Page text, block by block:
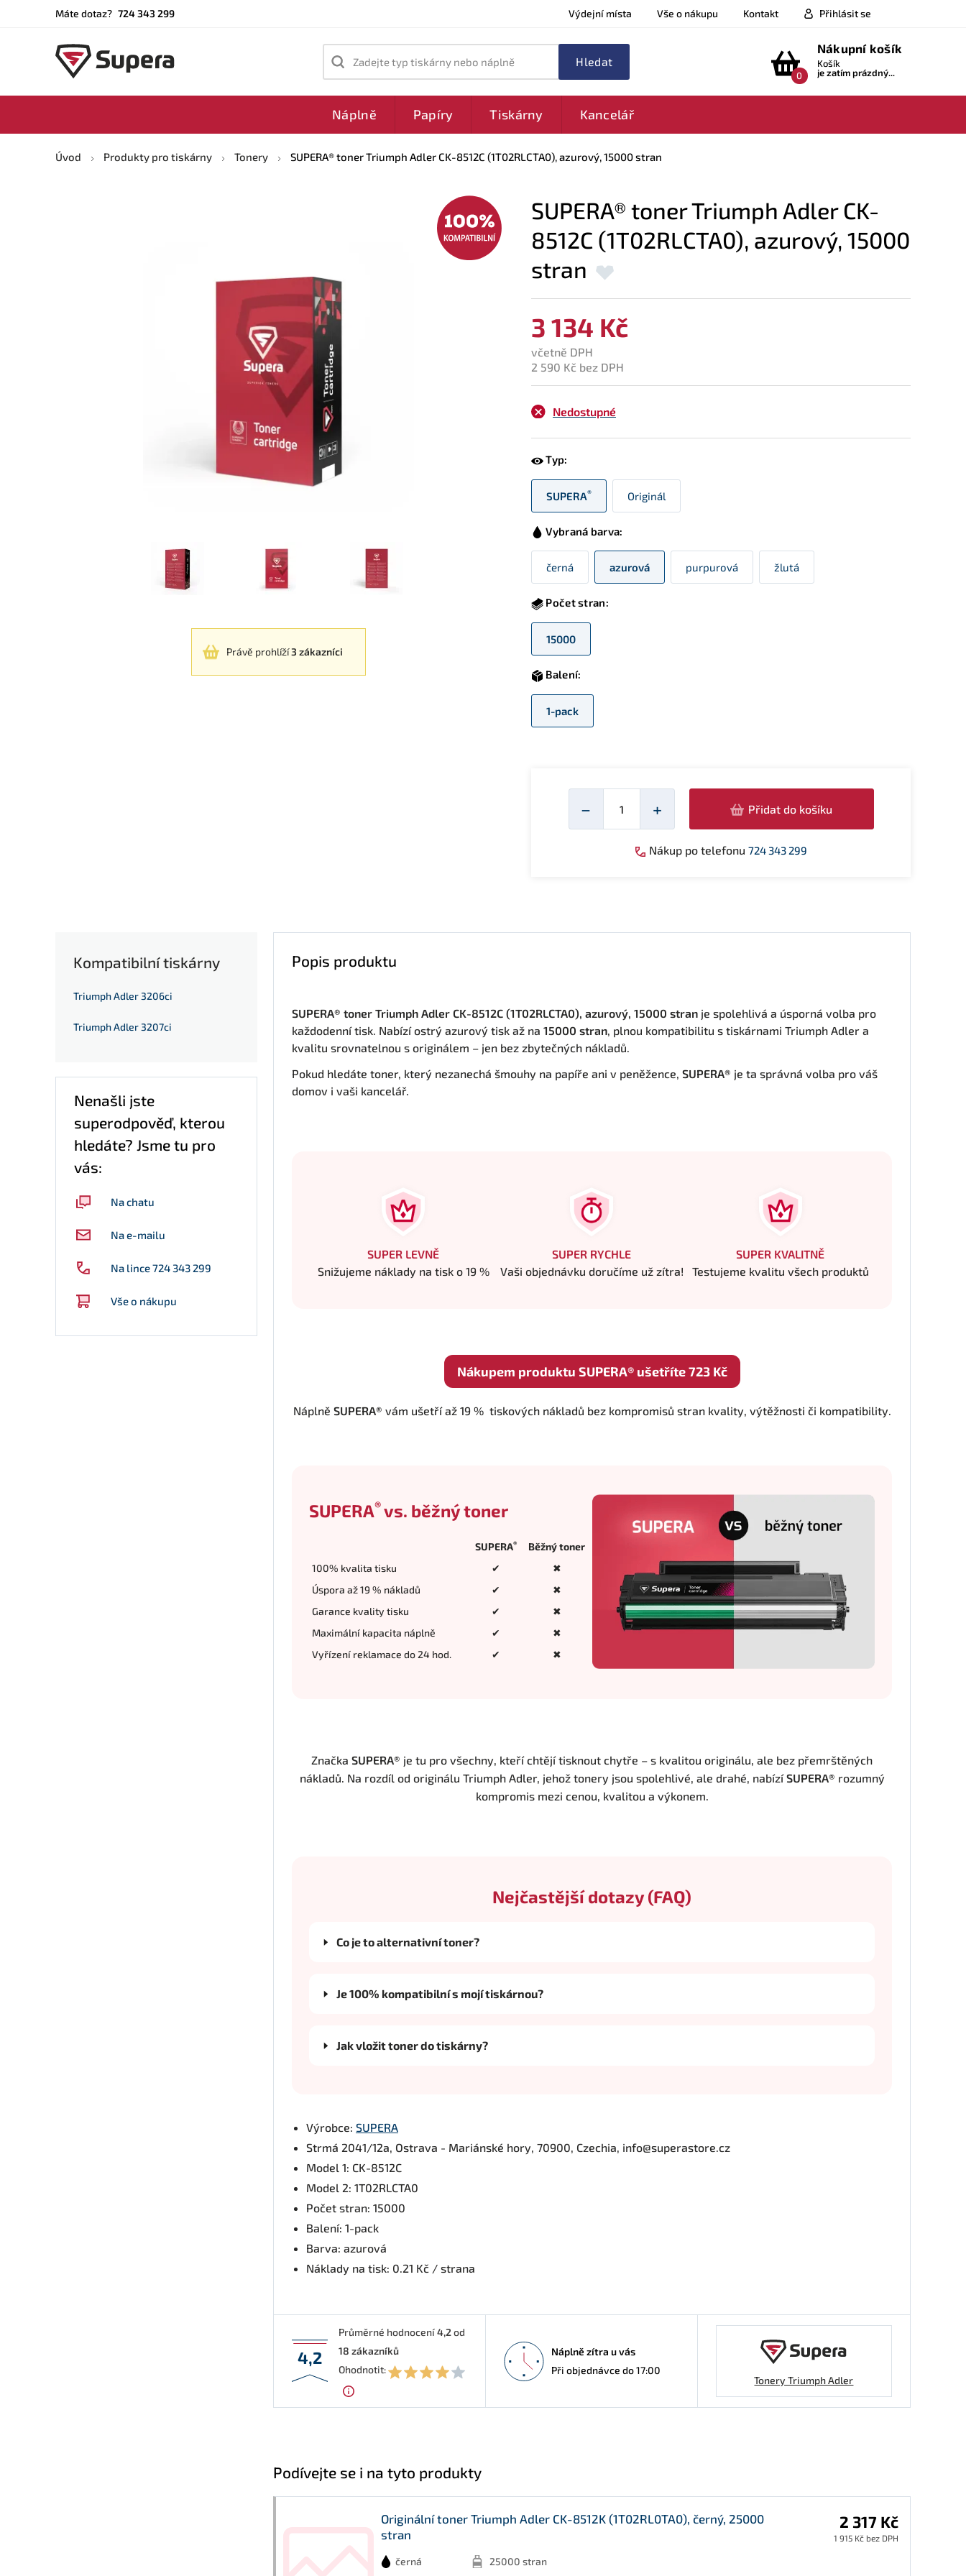
Máte dotaz? 724 343 299 Výdejní místa Vše o nákupu Kontakt Přihlásit se
Zadejte typ tiskárny nebo náplně
0
Nákupní košík
Košík
je zatím prázdný...
Náplně Papíry Tiskárny Kancelář
Úvod Produkty pro tiskárny Tonery SUPERA® toner Triumph Adler CK-8512C (1T02RLCTA0), azurový, 15000 stran
Právě prohlíží3 zákazníci
SUPERA® toner Triumph Adler CK-
8512C (1T02RLCTA0), azurový, 15000
stran
3 134 Kč
včetně DPH
2 590 Kč bez DPH
Nedostupné
Typ:
SUPERA® Originál
Vybraná barva:
černá azurová purpurová žlutá
Počet stran:
15000
Balení:
1-pack
−
Množství
+ Přidat do košíku
Nákup po telefonu 724 343 299
Kompatibilní tiskárny
Triumph Adler 3206ci
Triumph Adler 3207ci
Nenašli jste
superodpověď, kterou
hledáte? Jsme tu pro
vás:
Na chatu
Na e-mailu
Na lince 724 343 299
Vše o nákupu
Popis produktu
SUPERA® toner Triumph Adler CK-8512C (1T02RLCTA0), azurový, 15000 stran je spolehlivá a úsporná volba pro
každodenní tisk. Nabízí ostrý azurový tisk až na 15000 stran, plnou kompatibilitu s tiskárnami Triumph Adler a
kvalitu srovnatelnou s originálem – jen bez zbytečných nákladů.
Pokud hledáte toner, který nezanechá šmouhy na papíře ani v peněžence, SUPERA® je ta správná volba pro váš
domov i vaši kancelář.
SUPER LEVNĚ
Snižujeme náklady na tisk o 19 %
SUPER RYCHLE
Vaši objednávku doručíme už zítra!
SUPER KVALITNĚ
Testujeme kvalitu všech produktů
Nákupem produktu SUPERA® ušetříte 723 Kč
Náplně SUPERA® vám ušetří až 19 % tiskových nákladů bez kompromisů stran kvality, výtěžnosti či kompatibility.
SUPERA®vs. běžný toner
SUPERA®
Běžný toner
100% kvalita tisku
✔
✖
Úspora až 19 % nákladů
✔
✖
Garance kvality tisku
✔
✖
Maximální kapacita náplně
✔
✖
Vyřízení reklamace do 24 hod.
✔ ✖
Značka SUPERA® je tu pro všechny, kteří chtějí tisknout chytře – s kvalitou originálu, ale bez přemrštěných
nákladů. Na rozdíl od originálu Triumph Adler, jehož tonery jsou spolehlivé, ale drahé, nabízíSUPERA® rozumný
kompromis mezi cenou, kvalitou a výkonem.
Nejčastější dotazy (FAQ)
Co je to alternativní toner?
Je 100% kompatibilní s mojí tiskárnou?
Jak vložit toner do tiskárny?
Výrobce: SUPERA
Strmá 2041/12a, Ostrava - Mariánské hory, 70900, Czechia, info@superastore.cz
Model 1: CK-8512C
Model 2: 1T02RLCTA0
Počet stran: 15000
Balení: 1-pack
Barva: azurová
Náklady na tisk: 0.21 Kč / strana
4,2
Průměrné hodnocení4,2od
18 zákazníků
Ohodnotit:
Náplně zítra u vás
Při objednávce do 17:00
Tonery Triumph Adler
Podívejte se i na tyto produkty
Originální toner Triumph Adler CK-8512K (1T02RL0TA0), černý, 25000
stran
černá 25000 stran
2 317 Kč
1 915 Kč bez DPH